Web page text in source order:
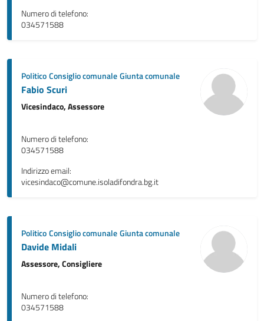
Numero di telefono:
034571588
PoliticoConsiglio comunaleGiunta comunale
Fabio Scuri
Vicesindaco, Assessore
Numero di telefono:
034571588
Indirizzo email:
vicesindaco@comune.isoladifondra.bg.it
PoliticoConsiglio comunaleGiunta comunale
Davide Midali
Assessore, Consigliere
Numero di telefono:
034571588